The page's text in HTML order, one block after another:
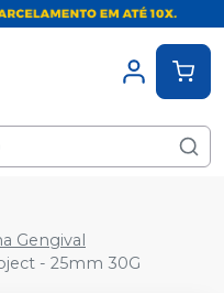
Gengival
- 25mm 30G